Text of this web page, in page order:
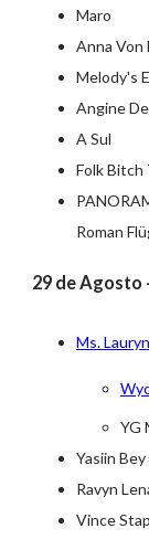
Maro
Anna Von
Melody's
Angine
A Sul
Folk Bitch
Roman
29 de Agosto
Ms.
YG
Yasiin
Ravyn
Vince